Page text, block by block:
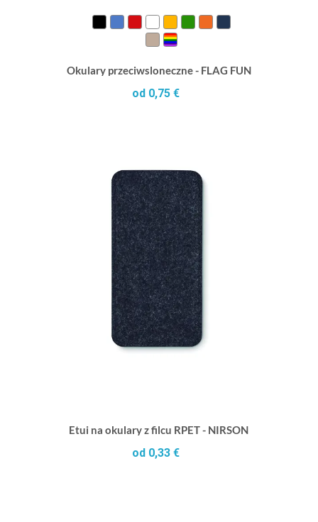
Okulary przeciwsloneczne - FLAG FUN
od 0,75 €
Etui na okulary z filcu RPET - NIRSON
od 0,33 €